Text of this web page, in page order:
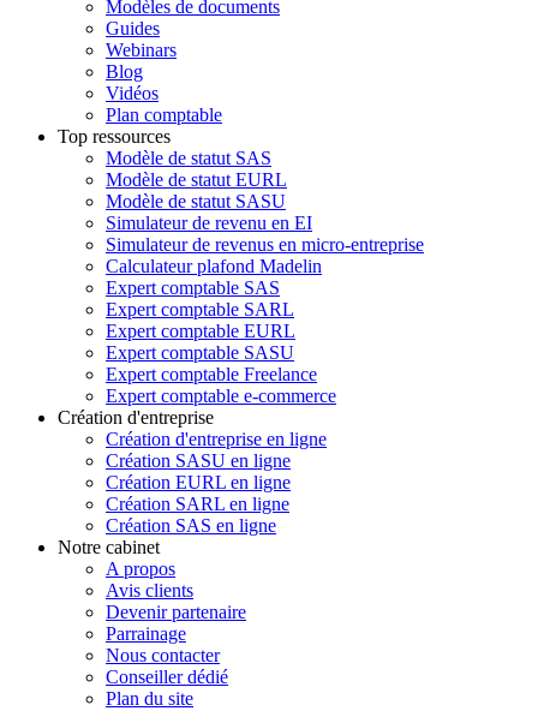
Modèles de documents
Guides
Webinars
Blog
Vidéos
Plan comptable
Top ressources
Modèle de statut SAS
Modèle de statut EURL
Modèle de statut SASU
Simulateur de revenu en EI
Simulateur de revenus en micro-entreprise
Calculateur plafond Madelin
Expert comptable SAS
Expert comptable SARL
Expert comptable EURL
Expert comptable SASU
Expert comptable Freelance
Expert comptable e-commerce
Création d'entreprise
Création d'entreprise en ligne
Création SASU en ligne
Création EURL en ligne
Création SARL en ligne
Création SAS en ligne
Notre cabinet
A propos
Avis clients
Devenir partenaire
Parrainage
Nous contacter
Conseiller dédié
Plan du site